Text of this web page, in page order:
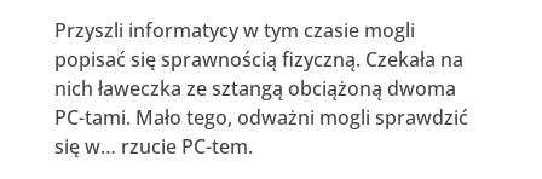
Przyszli informatycy w tym czasie mogli
popisać się sprawnością fizyczną. Czekała na
nich ławeczka ze sztangą obciążoną dwoma
PC-tami. Mało tego, odważni mogli sprawdzić
się w… rzucie PC-tem.